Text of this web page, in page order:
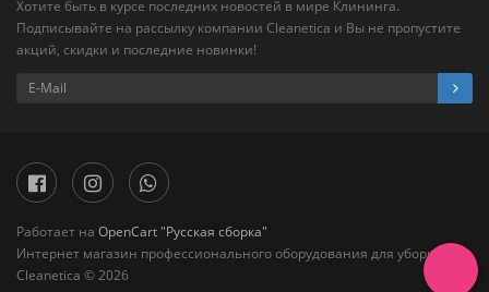
Хотите быть в курсе последних новостей в мире Клининга.
Подписывайте на рассылку компании Cleanetica и Вы не пропустите
акций, скидки и последние новинки!
Работает на OpenCart "Русская сборка"
Интернет магазин профессионального оборудования для уборки
Cleanetica © 2026